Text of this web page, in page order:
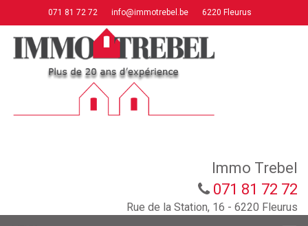
071 81 72 72 info@immotrebel.be 6220 Fleurus
Immo Trebel
071 81 72 72
Rue de la Station, 16 - 6220 Fleurus